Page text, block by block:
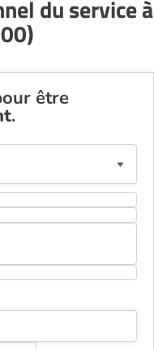
du service à
être
.